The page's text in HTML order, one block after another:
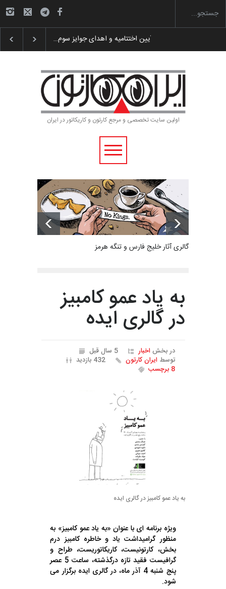
گزارش تصویری آیین اختتامیه و اهدای جوایز سوم…
اولین سایت تخصصی و مرجع کارتون و کاریکاتور در ایران
گالری آثار خلیج فارس و تنگه هرمز
به یاد عمو کامبیز
در گالری ایده
در بخش اخبار
5 سال قبل
توسط ایران کارتون
432 بازدید
8 برچسب
به یاد عمو کامبیز در گالری ایده
ویژه برنامه ای با عنوان «به یاد عمو کامبیز» به
منظور گرامیداشت یاد و خاطره کامبیز درم
بخش، کارتونیست، کاریکاتوریست، طراح و
گرافیست فقید تازه درگذشته، ساعت 5 عصر
پنج شنبه 4 آذر ماه، در گالری ایده برگزار می
شود.